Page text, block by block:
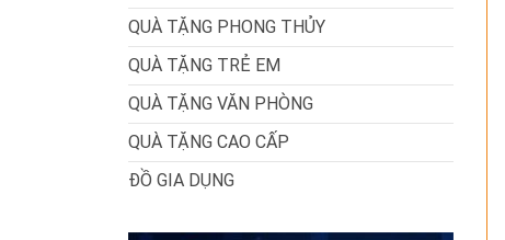
QUÀ TẶNG PHONG THỦY
QUÀ TẶNG TRẺ EM
QUÀ TẶNG VĂN PHÒNG
QUÀ TẶNG CAO CẤP
ĐỒ GIA DỤNG